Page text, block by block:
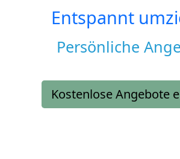
Entspannt
Persönliche
Kostenlose Angebote